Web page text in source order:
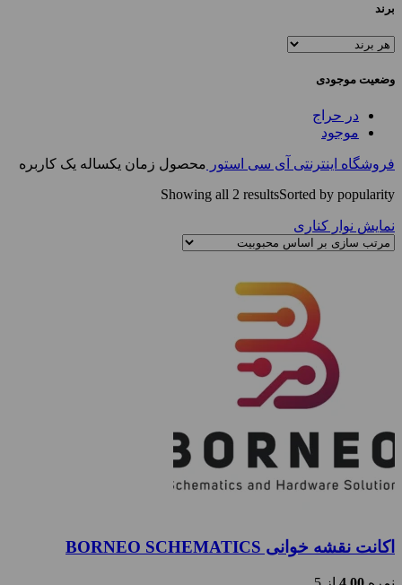
برند
وضعیت موجودی
در حراج
موجود
فروشگاه اینترنتی آی سی استور محصول زمان یکساله یک کاربره
Showing all 2 resultsSorted by popularity
نمایش نوار کناری
اکانت نقشه خوانی BORNEO SCHEMATICS